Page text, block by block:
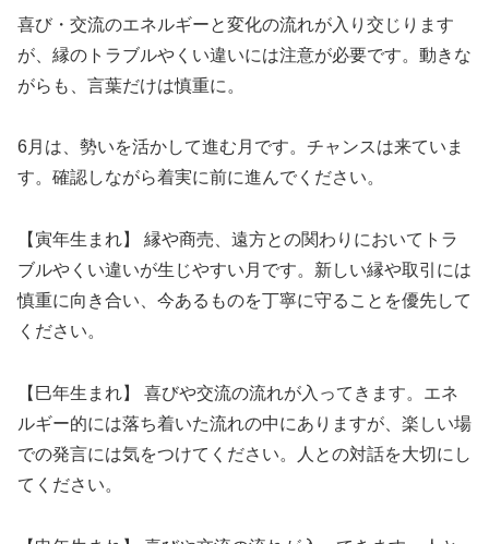
喜び・交流のエネルギーと変化の流れが入り交じります
が、縁のトラブルやくい違いには注意が必要です。動きな
がらも、言葉だけは慎重に。
6月は、勢いを活かして進む月です。チャンスは来ていま
す。確認しながら着実に前に進んでください。
【寅年生まれ】 縁や商売、遠方との関わりにおいてトラ
ブルやくい違いが生じやすい月です。新しい縁や取引には
慎重に向き合い、今あるものを丁寧に守ることを優先して
ください。
【巳年生まれ】 喜びや交流の流れが入ってきます。エネ
ルギー的には落ち着いた流れの中にありますが、楽しい場
での発言には気をつけてください。人との対話を大切にし
てください。